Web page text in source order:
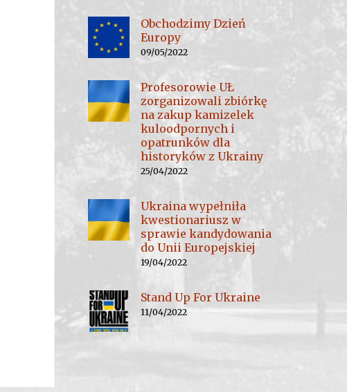
Obchodzimy Dzień
Europy
09/05/2022
Profesorowie UŁ
zorganizowali zbiórkę
na zakup kamizelek
kuloodpornych i
opatrunków dla
historyków z Ukrainy
25/04/2022
Ukraina wypełniła
kwestionariusz w
sprawie kandydowania
do Unii Europejskiej
19/04/2022
Stand Up For Ukraine
11/04/2022